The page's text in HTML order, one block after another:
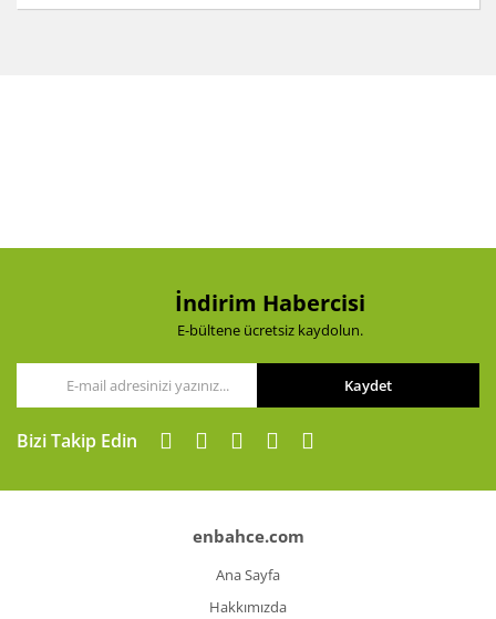
Ürün fiyatı diğer sitelerden daha pahalı.
Gönder
İndirim Habercisi
E-bültene ücretsiz kaydolun.
Kaydet
Bizi Takip Edin
enbahce.com
Ana Sayfa
Hakkımızda